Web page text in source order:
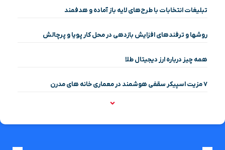
تبلیغات انتخابات با طرح‌های لایه باز آماده و هدفمند
روشها و ترفندهای افزایش بازدهی در محل کار پویا و پرچالش
همه چیز درباره ارز دیجیتال طلا
۷ مزیت اسپیکر سقفی هوشمند در معماری خانه‌ های مدرن